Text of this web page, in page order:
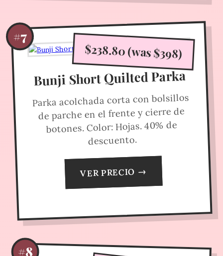
#7
$238.80 (was $398)
Bunji Short Quilted Parka
Parka acolchada corta con bolsillos
de parche en el frente y cierre de
botones. Color: Hojas. 40% de
descuento.
VER PRECIO →
#8